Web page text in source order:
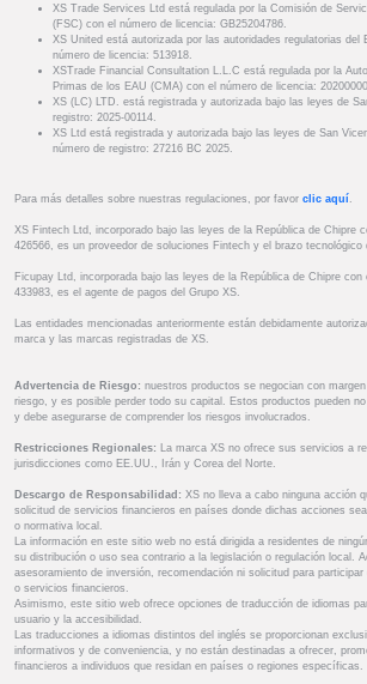
XS Trade Services Ltd está regulada por la Comisión de
(FSC) con el número de licencia: GB25204786.
XS United está autorizada por las autoridades regulatorias del
número de licencia: 513918.
XSTrade Financial Consultation L.L.C está regulada por la
Primas de los EAU (CMA) con el número de licencia:
XS (LC) LTD. está registrada y autorizada bajo las leyes de
registro: 2025-00114.
XS Ltd está registrada y autorizada bajo las leyes de San
número de registro: 27216 BC 2025.
Para más detalles sobre nuestras regulaciones, por favor clic aquí .
XS Fintech Ltd, incorporado bajo las leyes de la República de Chipre
426566, es un proveedor de soluciones Fintech y el brazo tecnológico
Ficupay Ltd, incorporada bajo las leyes de la República de Chipre
433983, es el agente de pagos del Grupo XS.
Las entidades mencionadas anteriormente están debidamente
marca y las marcas registradas de XS.
Advertencia de Riesgo: nuestros productos se negocian con
riesgo, y es posible perder todo su capital. Estos productos pueden
y debe asegurarse de comprender los riesgos involucrados.
Restricciones Regionales: La marca XS no ofrece sus servicios a
jurisdicciones como EE.UU., Irán y Corea del Norte.
Descargo de Responsabilidad: XS no lleva a cabo ninguna acción
solicitud de servicios financieros en países donde dichas acciones
o normativa local.
La información en este sitio web no está dirigida a residentes de
su distribución o uso sea contrario a la legislación o regulación local.
asesoramiento de inversión, recomendación ni solicitud para
o servicios financieros.
Asimismo, este sitio web ofrece opciones de traducción de idiomas
usuario y la accesibilidad.
Las traducciones a idiomas distintos del inglés se proporcionan
informativos y de conveniencia, y no están destinadas a ofrecer,
financieros a individuos que residan en países o regiones específicas.